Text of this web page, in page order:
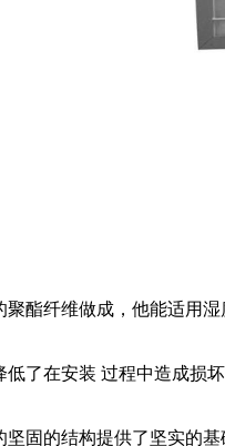
酯纤维做成，他能适用湿
了在安装 过程中造成损坏
固的结构提供了坚实的